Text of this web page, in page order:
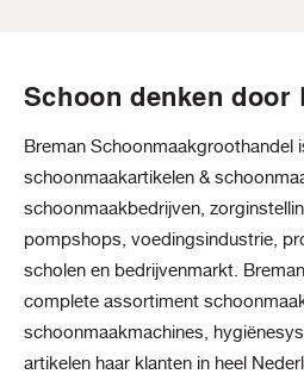
Schoon denken door
Breman Schoonmaakgroothandel
schoonmaakartikelen &
schoonmaakbedrijven,
pompshops, voedingsindustrie,
scholen en bedrijvenmarkt.
complete assortiment
schoonmaakmachines,
artikelen haar klanten in heel